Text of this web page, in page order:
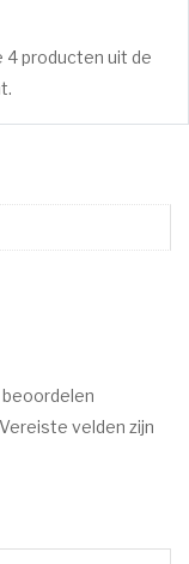
producten uit de
beoordelen
Vereiste velden zijn